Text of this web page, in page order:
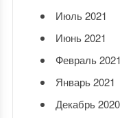
Июль 2021
Июнь 2021
Февраль 2021
Январь 2021
Декабрь 2020